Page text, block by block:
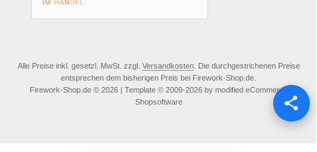
Alle Preise inkl. gesetzl. MwSt. zzgl. Versandkosten. Die durchgestrichenen Preise
entsprechen dem bisherigen Preis bei Firework-Shop.de.
Firework-Shop.de © 2026 | Template © 2009-2026 by modified eCommerce
Shopsoftware